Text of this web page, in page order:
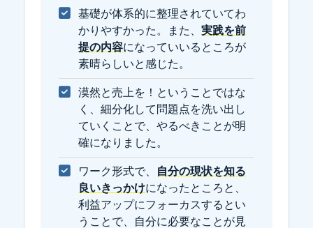
基礎が体系的に整理されていてわ
かりやすかった。また、実践を前
提の内容になっていいるところが
素晴らしいと感じた。
漠然と売上を！ということではな
く、細分化して問題点を洗い出し
ていくことで、やるべきことが明
確になりました。
ワーク形式で、 自分の現状を知る
良いきっかけになったところと、
利益アップにフォーカスするとい
うことで、自分に必要なことが見